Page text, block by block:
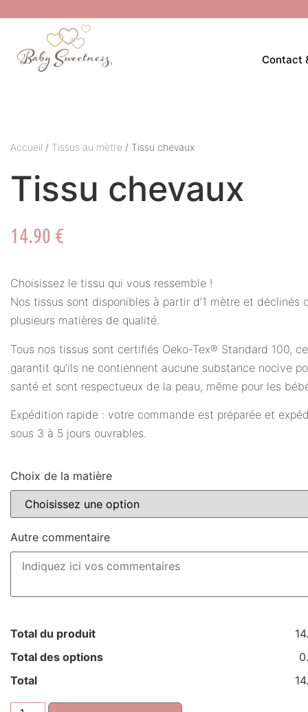
Contact
Accueil / Tissus au mètre / Tissu chevaux
Tissu chevaux
14.90 €
Choisissez le tissu qui vous ressemble !
Nos tissus sont disponibles à partir d’1 mètre et déclinés
plusieurs matières de qualité.
Tous nos tissus sont certifiés Oeko-Tex® Standard 100,
garantit qu’ils ne contiennent aucune substance nocive
santé et sont respectueux de la peau, même pour les
Expédition rapide : votre commande est préparée et
sous 3 à 5 jours ouvrables.
Choix de la matière
Autre commentaire
Total du produit
Total des options
Total